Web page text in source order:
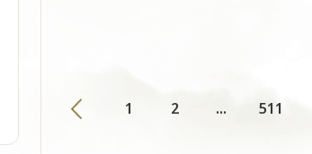
1 2 ... 511